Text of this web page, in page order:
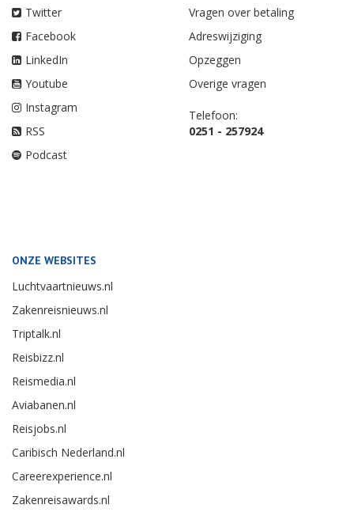
Twitter
Facebook
LinkedIn
Youtube
Instagram
RSS
Podcast
Vragen over betaling
Adreswijziging
Opzeggen
Overige vragen
Telefoon:
0251 - 257924
ONZE WEBSITES
Luchtvaartnieuws.nl
Zakenreisnieuws.nl
Triptalk.nl
Reisbizz.nl
Reismedia.nl
Aviabanen.nl
Reisjobs.nl
Caribisch Nederland.nl
Careerexperience.nl
Zakenreisawards.nl